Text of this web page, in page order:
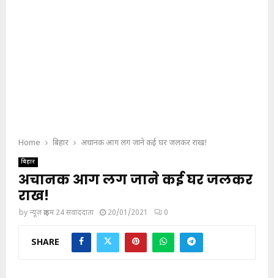
Home बिहार अचानक आग लग जाने कई घर जलकर राख!
बिहार
अचानक आग लग जाने कई घर जलकर
राख!
byन्यूज़ क्राइम 24 संवाददाता 20/01/2021 0
SHARE